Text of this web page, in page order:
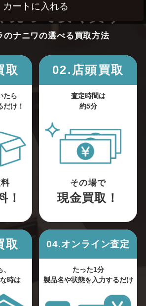
カートに入れる
のナニワの選べる買取方法
取
たら
だけ！
！
02.店頭買取
査定時間は
約5分
その場で
現金買取！
取
時は
04.オンライン査定
たった1分
製品名や状態を入力するだけ